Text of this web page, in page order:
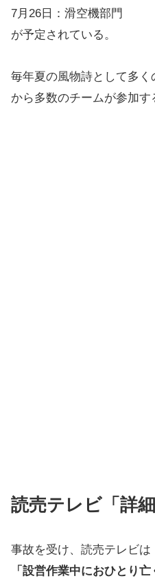
7月26日：滑空機部門
が予定されている。
毎年夏の風物詩として多
から多数のチームが参加す
読売テレビ「詳細
事故を受け、読売テレビは
「設営作業中におひとり